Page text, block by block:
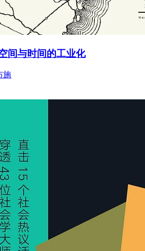
间与时间的工业化
施